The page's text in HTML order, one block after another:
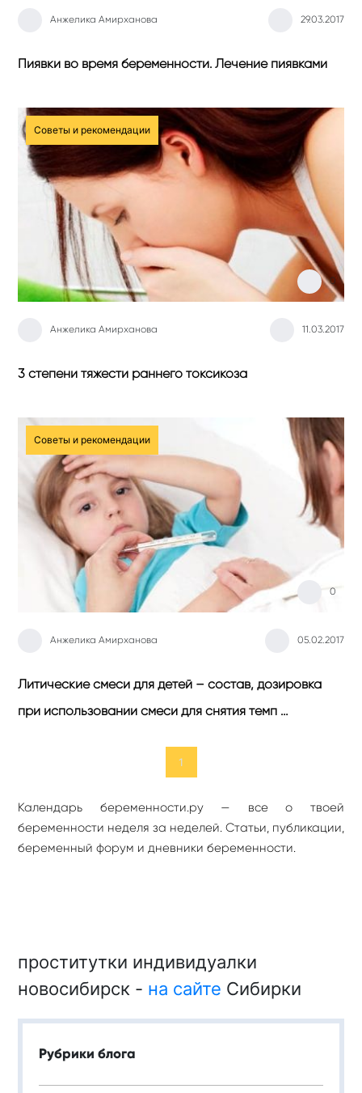
Анжелика Амирханова 29.03.2017
Пиявки во время беременности. Лечение пиявками
Советы и рекомендации
Анжелика Амирханова 11.03.2017
0
3 степени тяжести раннего токсикоза
Советы и рекомендации
Анжелика Амирханова 05.02.2017
0
Литические смеси для детей – состав, дозировка
при использовании смеси для снятия темп …
1
Календарь беременности.ру — все о твоей
беременности неделя за неделей. Статьи, публикации,
беременный форум и дневники беременности.
проститутки индивидуалки
новосибирск - на сайте Сибирки
Рубрики блога